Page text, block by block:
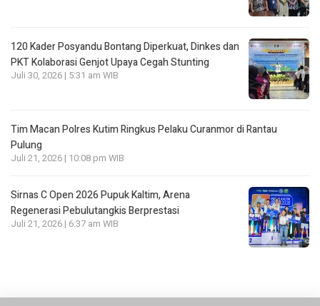
120 Kader Posyandu Bontang Diperkuat, Dinkes dan
PKT Kolaborasi Genjot Upaya Cegah Stunting
Juli 30, 2026 | 5:31 am WIB
Tim Macan Polres Kutim Ringkus Pelaku Curanmor di Rantau
Pulung
Juli 21, 2026 | 10:08 pm WIB
Sirnas C Open 2026 Pupuk Kaltim, Arena
Regenerasi Pebulutangkis Berprestasi
Juli 21, 2026 | 6:37 am WIB